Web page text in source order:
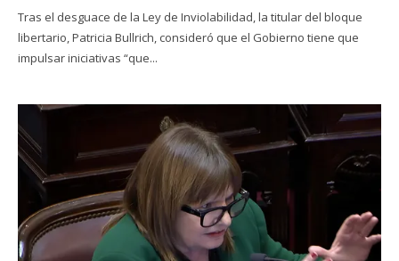
Tras el desguace de la Ley de Inviolabilidad, la titular del bloque
libertario, Patricia Bullrich, consideró que el Gobierno tiene que
impulsar iniciativas “que...